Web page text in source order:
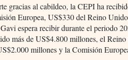
gracias al cabildeo, la CEPI ha
Europea, US$330 del Reino
espera recibir durante el periodo
más de US$4.800 millones, el
millones y la Comisión